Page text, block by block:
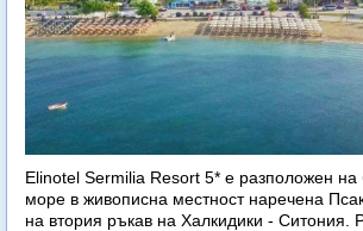
Elinotel Sermilia Resort 5* е разположен на
море в живописна местност наречена
на втория ръкав на Халкидики - Ситония.